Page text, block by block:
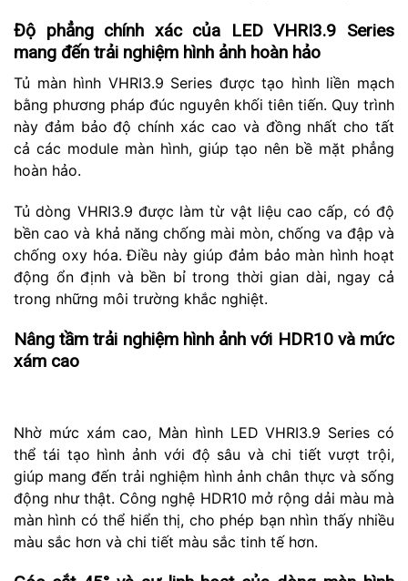
Độ phẳng chính xác của LED VHRI3.9 Series
mang đến trải nghiệm hình ảnh hoàn hảo
Tủ màn hình VHRI3.9 Series được tạo hình liền mạch
bằng phương pháp đúc nguyên khối tiên tiến. Quy trình
này đảm bảo độ chính xác cao và đồng nhất cho tất
cả các module màn hình, giúp tạo nên bề mặt phẳng
hoàn hảo.
Tủ dòng VHRI3.9 được làm từ vật liệu cao cấp, có độ
bền cao và khả năng chống mài mòn, chống va đập và
chống oxy hóa. Điều này giúp đảm bảo màn hình hoạt
động ổn định và bền bỉ trong thời gian dài, ngay cả
trong những môi trường khắc nghiệt.
Nâng tầm trải nghiệm hình ảnh với HDR10 và mức
xám cao
Nhờ mức xám cao, Màn hình LED VHRI3.9 Series có
thể tái tạo hình ảnh với độ sâu và chi tiết vượt trội,
giúp mang đến trải nghiệm hình ảnh chân thực và sống
động như thật. Công nghệ HDR10 mở rộng dải màu mà
màn hình có thể hiển thị, cho phép bạn nhìn thấy nhiều
màu sắc hơn và chi tiết màu sắc tinh tế hơn.